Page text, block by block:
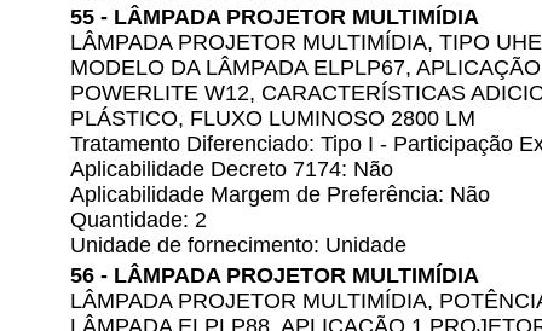
55 - LÂMPADA PROJETOR MULTIMÍDIA
LÂMPADA PROJETOR MULTIMÍDIA, TIPO
MODELO DA LÂMPADA ELPLP67,
POWERLITE W12, CARACTERÍSTICAS
PLÁSTICO, FLUXO LUMINOSO 2800 LM
Tratamento Diferenciado: Tipo I - Participação
Aplicabilidade Decreto 7174: Não
Aplicabilidade Margem de Preferência: Não
Quantidade: 2
Unidade de fornecimento: Unidade
56 - LÂMPADA PROJETOR MULTIMÍDIA
LÂMPADA PROJETOR MULTIMÍDIA,
LÂMPADA ELPLP88, APLICAÇÃO 1